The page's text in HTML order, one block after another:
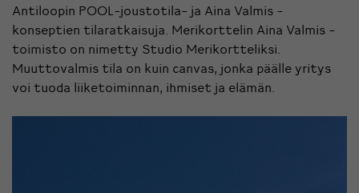
Antiloopin POOL-joustotila- ja Aina Valmis -
konseptien tilaratkaisuja. Merikorttelin Aina Valmis -
toimisto on nimetty Studio Merikortteliksi.
Muuttovalmis tila on kuin canvas, jonka päälle yritys
voi tuoda liiketoiminnan, ihmiset ja elämän.